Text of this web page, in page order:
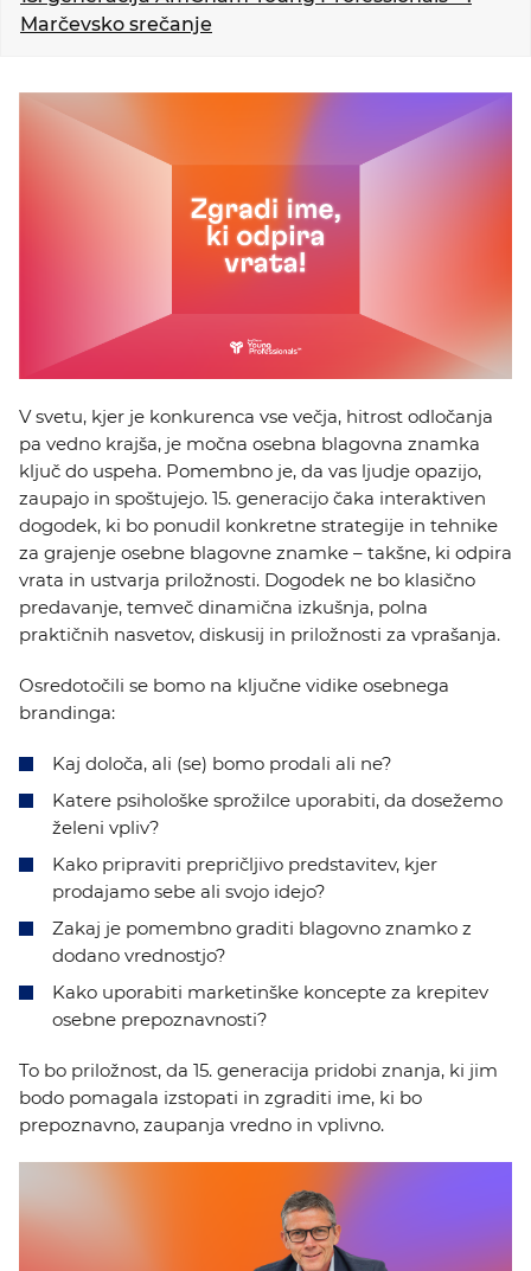
KOLEDAR DOGODKOV
NOVICE
Marčevsko srečanje
V svetu, kjer je konkurenca vse večja, hitrost odločanja
pa vedno krajša, je močna osebna blagovna znamka
ključ do uspeha. Pomembno je, da vas ljudje opazijo,
zaupajo in spoštujejo. 15. generacijo čaka interaktiven
dogodek, ki bo ponudil konkretne strategije in tehnike
za grajenje osebne blagovne znamke – takšne, ki odpira
vrata in ustvarja priložnosti. Dogodek ne bo klasično
predavanje, temveč dinamična izkušnja, polna
praktičnih nasvetov, diskusij in priložnosti za vprašanja.
Osredotočili se bomo na ključne vidike osebnega
brandinga:
Kaj določa, ali (se) bomo prodali ali ne?
Katere psihološke sprožilce uporabiti, da dosežemo
želeni vpliv?
Kako pripraviti prepričljivo predstavitev, kjer
prodajamo sebe ali svojo idejo?
Zakaj je pomembno graditi blagovno znamko z
dodano vrednostjo?
Kako uporabiti marketinške koncepte za krepitev
osebne prepoznavnosti?
To bo priložnost, da 15. generacija pridobi znanja, ki jim
bodo pomagala izstopati in zgraditi ime, ki bo
prepoznavno, zaupanja vredno in vplivno.